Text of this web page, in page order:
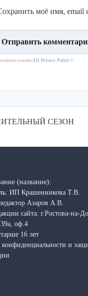
моё имя, email
плагин ATs Privacy Policy ©
СЕЗОН
(название):
ИП Крашенникова Т.В.
Азаров А.В.
сайта: г.Ростова-на-
оф.4
16 лет
и